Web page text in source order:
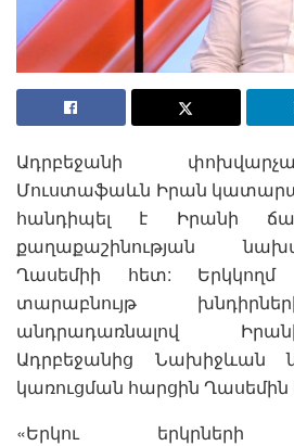
Ադրբեջանի
Մուստաֆաևն Իրան
հանդիպել է Իրանի
քաղաքաշինության
Ղասեմիի հետ: Երկկողմ
տարաբնույթ
անդրադառնալով
Ադրբեջանից Նախիջևան
կառուցման հարցին Ղասեմին
«Երկու երկրների